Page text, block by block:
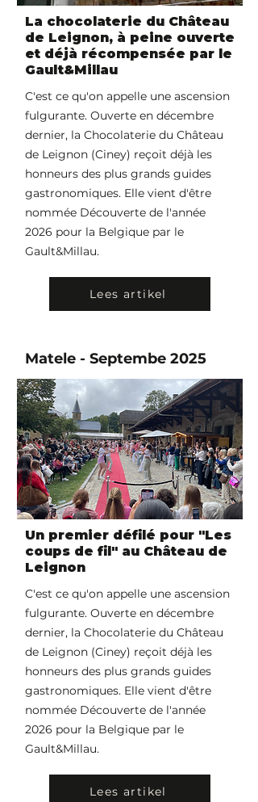
La chocolaterie du Château
de Leignon, à peine ouverte
et déjà récompensée par le
Gault&Millau
C'est ce qu'on appelle une ascension
fulgurante. Ouverte en décembre
dernier, la Chocolaterie du Château
de Leignon (Ciney) reçoit déjà les
honneurs des plus grands guides
gastronomiques. Elle vient d'être
nommée Découverte de l'année
2026 pour la Belgique par le
Gault&Millau.
Lees artikel
Matele - Septembe 2025
Un premier défilé pour "Les
coups de fil" au Château de
Leignon
C'est ce qu'on appelle une ascension
fulgurante. Ouverte en décembre
dernier, la Chocolaterie du Château
de Leignon (Ciney) reçoit déjà les
honneurs des plus grands guides
gastronomiques. Elle vient d'être
nommée Découverte de l'année
2026 pour la Belgique par le
Gault&Millau.
Lees artikel